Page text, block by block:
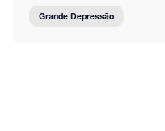
Grande Depressão